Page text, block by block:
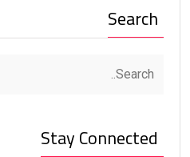
Search
Stay Connected